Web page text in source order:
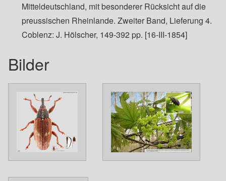
Mitteldeutschland, mit besonderer Rücksicht auf die
preussischen Rheinlande. Zweiter Band, Lieferung 4.
Coblenz: J. Hölscher, 149-392 pp. [16-III-1854]
Bilder